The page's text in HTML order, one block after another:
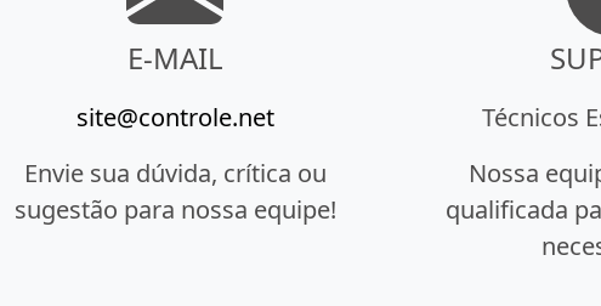
E-MAIL
site@controle.net
Envie sua dúvida, crítica ou
sugestão para nossa equipe!
Técnicos
Nossa
qualificada